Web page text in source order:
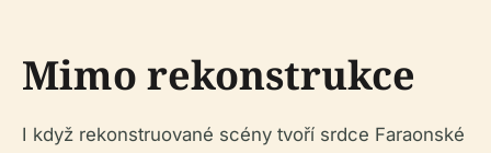
Mimo rekonstrukce
I když rekonstruované scény tvoří srdce Faraonské